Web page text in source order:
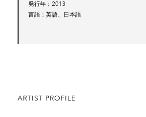
発行年
2013
言語
英語、日本語
ARTIST PROFILE